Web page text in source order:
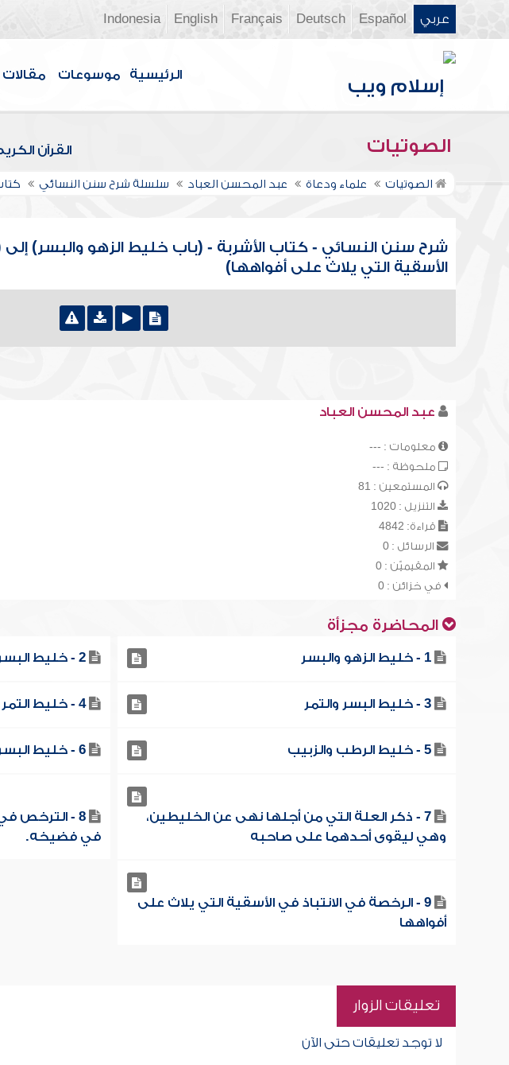
عربي Español
Deutsch
Français
English
Indonesia
الرئيسية موسوعات مقالات
الصوتيات القرآن
الصوتيات علماء ودعاة عبد المحسن العباد سلسلة شرح سنن النسائي
شرح سنن النسائي - كتاب الأشربة - (باب خليط الزهو والبسر) إلى
الأسقية التي يلاث على أفواهها)
عبد المحسن العباد
معلومات : ---
ملحوظة : ---
المستمعين : 81
التنزيل : 1020
قراءة: 4842
الرسائل : 0
المقيميّن : 0
في خزائن : 0
المحاضرة مجزأة
1 - خليط الزهو والبسر 2 - خليط البسر والرطب
3 - خليط البسر والتمر 4 - خليط التمر والزبيب
5 - خليط الرطب والزبيب 6 - خليط البسر والزبيب
7 - ذكر العلة التي من أجلها نهى عن الخليطين،
وهي ليقوى أحدهما على صاحبه
8 - الترخص
في فضيخه.
9 - الرخصة في الانتباذ في الأسقية التي يلاث على
أفواهها
تعليقات الزوار
لا توجد تعليقات حتى الآن